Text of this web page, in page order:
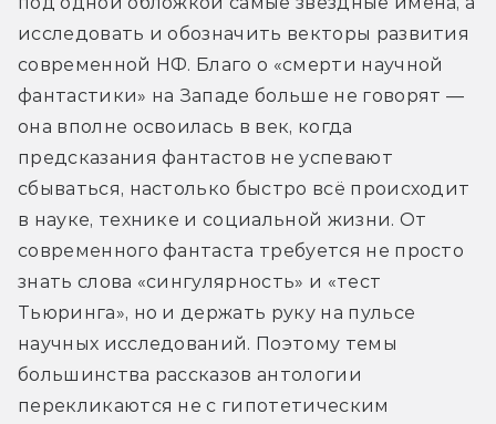
исследовать и обозначить векторы развития
современной НФ. Благо о «смерти научной
фантастики» на Западе больше не говорят —
она вполне освоилась в век, когда
предсказания фантастов не успевают
сбываться, настолько быстро всё происходит
в науке, технике и социальной жизни. От
современного фантаста требуется не просто
знать слова «сингулярность» и «тест
Тьюринга», но и держать руку на пульсе
научных исследований. Поэтому темы
большинства рассказов антологии
перекликаются не с гипотетическим